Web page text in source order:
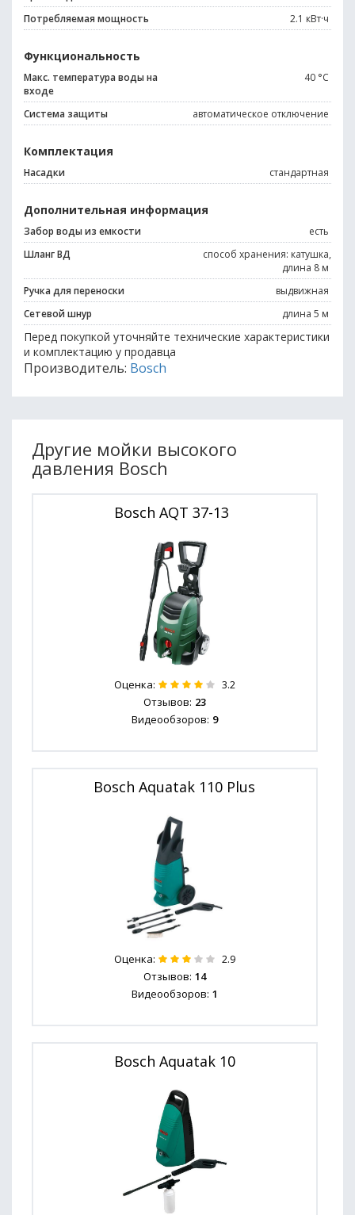
Потребляемая мощность
2.1 кВт·ч
Функциональность
Макс. температура воды на
входе
40 °С
Система защиты автоматическое отключение
Комплектация
Насадки стандартная
Дополнительная информация
Забор воды из емкости
есть
Шланг ВД
способ хранения: катушка,
длина 8 м
Ручка для переноски
выдвижная
Сетевой шнур
длина 5 м
Перед покупкой уточняйте технические характеристики
и комплектацию у продавца
Производитель: Bosch
Другие мойки высокого
давления Bosch
Bosch AQT 37-13
Оценка: 3.2
Отзывов: 23
Видеообзоров: 9
Bosch Aquatak 110 Plus
Оценка: 2.9
Отзывов: 14
Видеообзоров: 1
Bosch Aquatak 10